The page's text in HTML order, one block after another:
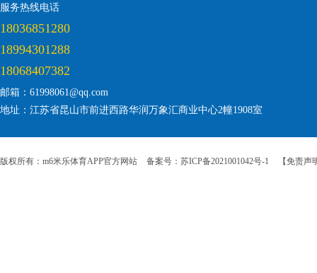
服务热线电话
18036851280
18994301288
18068407382
邮箱：61998061@qq.com
地址：江苏省昆山市前进西路华润万象汇商业中心2幢1908室
版权所有：m6米乐体育APP官方网站 备案号：苏ICP备2021001042号-1 【免责声